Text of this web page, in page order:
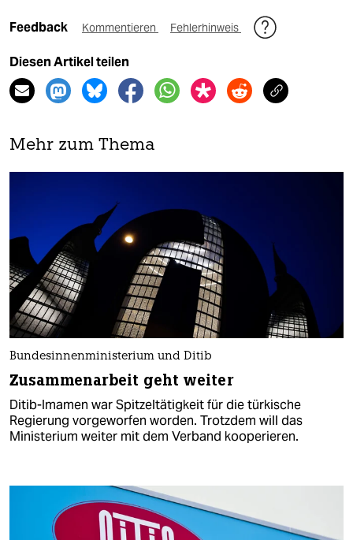
Feedback Kommentieren Fehlerhinweis
Diesen Artikel teilen
Mehr zum Thema
Bundesinnenministerium und Ditib
Zusammenarbeit geht weiter
Ditib-Imamen war Spitzeltätigkeit für die türkische
Regierung vorgeworfen worden. Trotzdem will das
Ministerium weiter mit dem Verband kooperieren.